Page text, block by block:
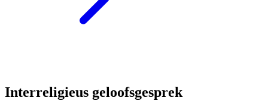
Interreligieus geloofsgesprek